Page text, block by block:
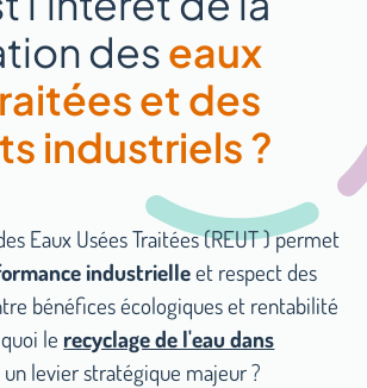
des sites à hauts
en fonction des volumes d'eau
coûts de l'eau, état des
ressource localement) ;
réglementaire ;
actions de mise en conformité,
de la certification).
& Conseil
de reporting ;
faisabilité d'un scénario ;
de financements ;
deseaux
et des
industriels ?
Eaux Usées Traitées (REUT ) permet
industrielleet respect des
bénéfices écologiques et rentabilité
le recyclage de l'eau dans
levier stratégique majeur ?